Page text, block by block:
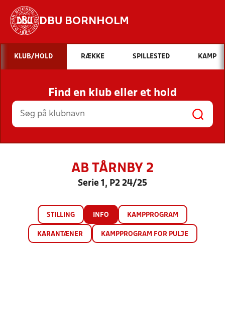
DBU BORNHOLM
Hvad vil du søge efter?
INDHOLD OG NYHEDER
STILLINGER, RESULTATER, KLUBBER OG
HOLD
KLUB/HOLD RÆKKE SPILLESTED KAMP
Find en klub eller et hold
AB TÅRNBY 2
Serie 1, P2 24/25
STILLING INFO KAMPPROGRAM
KARANTÆNER KAMPPROGRAM FOR PULJE